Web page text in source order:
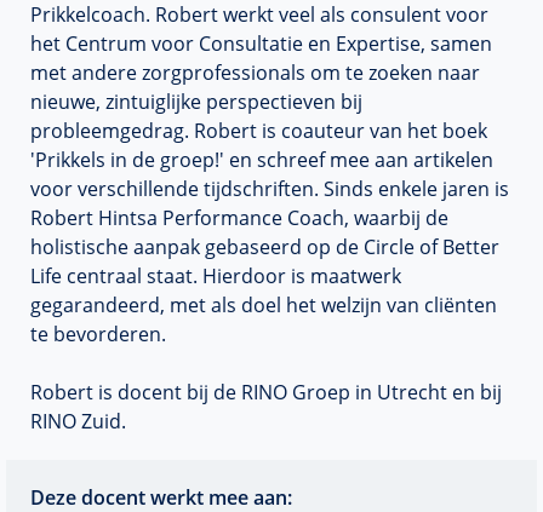
Prikkelcoach. Robert werkt veel als consulent voor
het Centrum voor Consultatie en Expertise, samen
met andere zorgprofessionals om te zoeken naar
nieuwe, zintuiglijke perspectieven bij
probleemgedrag. Robert is coauteur van het boek
'Prikkels in de groep!' en schreef mee aan artikelen
voor verschillende tijdschriften. Sinds enkele jaren is
Robert Hintsa Performance Coach, waarbij de
holistische aanpak gebaseerd op de Circle of Better
Life centraal staat. Hierdoor is maatwerk
gegarandeerd, met als doel het welzijn van cliënten
te bevorderen.
Robert is docent bij de RINO Groep in Utrecht en bij
RINO Zuid.
Deze docent werkt mee aan: